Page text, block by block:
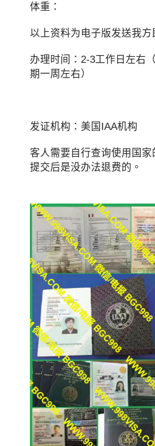
体重：
以上资料为电子版发送我方
办理时间：2-3工作日左右
期一周左右）
发证机构：美国IAA机构
客人需要自行查询使用国
提交后是没办法退费的。